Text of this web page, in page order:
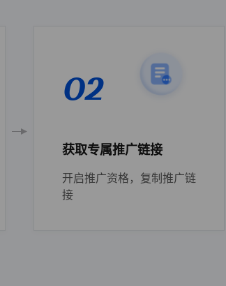
02
获取专属推广链接
开启推广资格，复制推广链
接